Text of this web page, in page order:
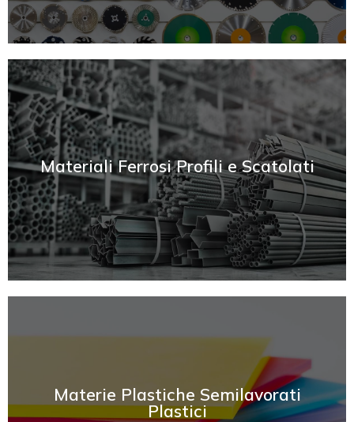
SCOPRI
Materiali Ferrosi Profili e Scatolati
SCOPRI
Materie Plastiche Semilavorati
Plastici